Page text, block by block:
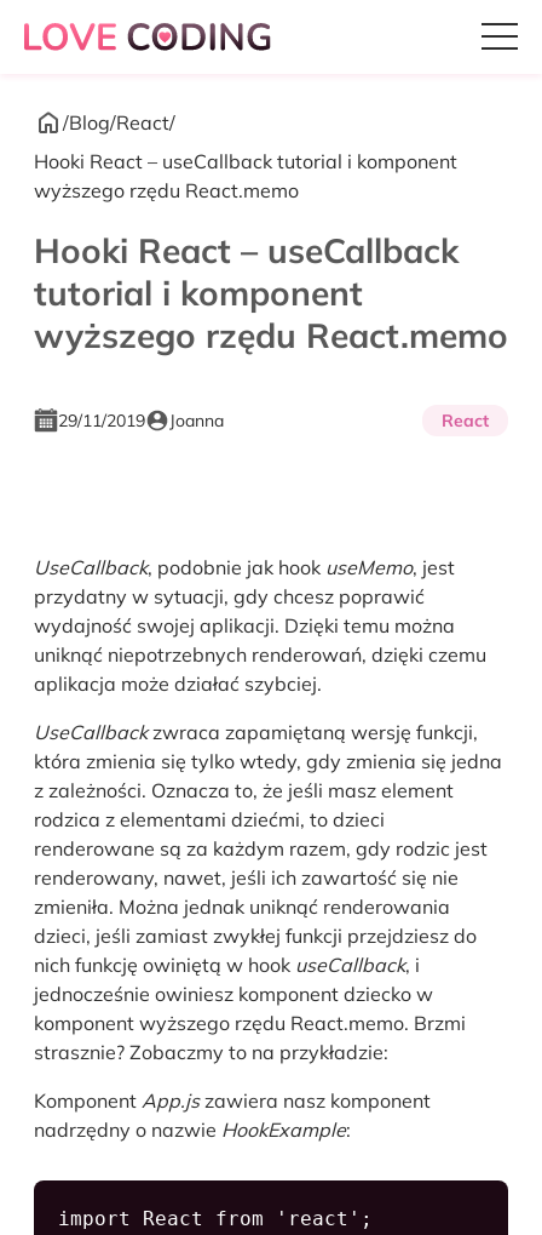
/Blog/React/
Hooki React – useCallback tutorial i komponent
wyższego rzędu React.memo
Hooki React – useCallback
tutorial i komponent
wyższego rzędu React.memo
29/11/2019 Joanna React
UseCallback, podobnie jak hook useMemo, jest
przydatny w sytuacji, gdy chcesz poprawić
wydajność swojej aplikacji. Dzięki temu można
uniknąć niepotrzebnych renderowań, dzięki czemu
aplikacja może działać szybciej.
UseCallbackzwraca zapamiętaną wersję funkcji,
która zmienia się tylko wtedy, gdy zmienia się jedna
z zależności. Oznacza to, że jeśli masz element
rodzica z elementami dziećmi, to dzieci
renderowane są za każdym razem, gdy rodzic jest
renderowany, nawet, jeśli ich zawartość się nie
zmieniła. Można jednak uniknąć renderowania
dzieci, jeśli zamiast zwykłej funkcji przejdziesz do
nich funkcję owiniętą w hook useCallback, i
jednocześnie owiniesz komponent dziecko w
komponent wyższego rzędu React.memo. Brzmi
strasznie? Zobaczmy to na przykładzie:
Komponent App.jszawiera nasz komponent
nadrzędny o nazwie HookExample:
import React from 'react';